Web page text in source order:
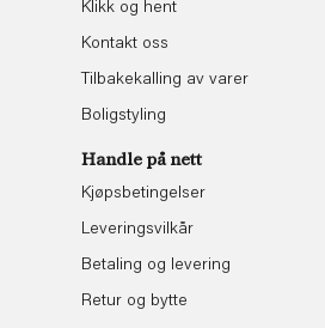
Klikk og hent
Kontakt oss
Tilbakekalling av varer
Boligstyling
Handle på nett
Kjøpsbetingelser
Leveringsvilkår
Betaling og levering
Retur og bytte